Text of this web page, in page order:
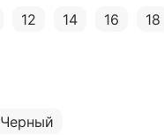
12 14 16 18
Черный